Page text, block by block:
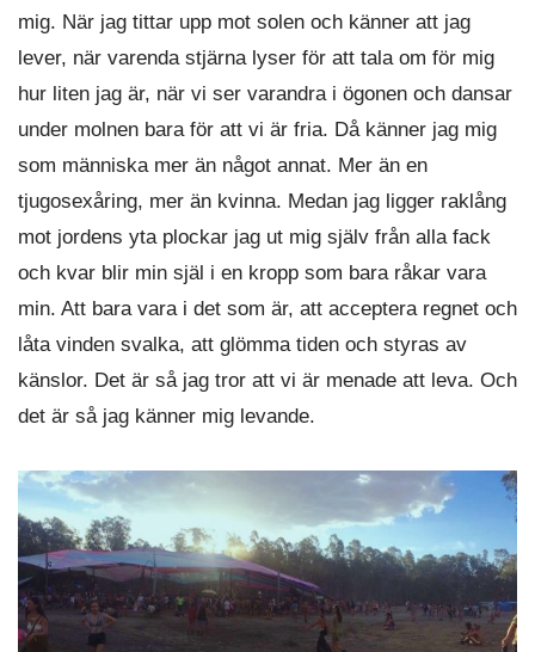
mig. När jag tittar upp mot solen och känner att jag
lever, när varenda stjärna lyser för att tala om för mig
hur liten jag är, när vi ser varandra i ögonen och dansar
under molnen bara för att vi är fria. Då känner jag mig
som människa mer än något annat. Mer än en
tjugosexåring, mer än kvinna. Medan jag ligger raklång
mot jordens yta plockar jag ut mig själv från alla fack
och kvar blir min själ i en kropp som bara råkar vara
min. Att bara vara i det som är, att acceptera regnet och
låta vinden svalka, att glömma tiden och styras av
känslor. Det är så jag tror att vi är menade att leva. Och
det är så jag känner mig levande.